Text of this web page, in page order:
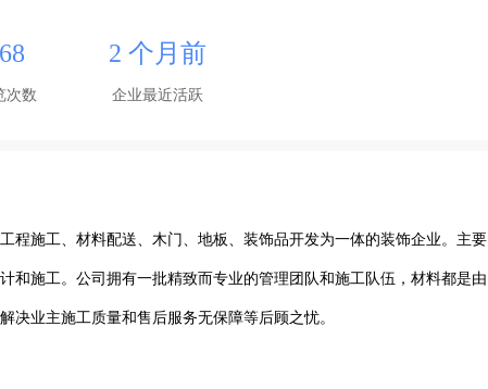
次数
2 个月前
企业最近活跃
程施工、材料配送、木门、地板、装饰品开发为一体的装饰企业。主要
和施工。公司拥有一批精致而专业的管理团队和施工队伍，材料都是由
决业主施工质量和售后服务无保障等后顾之忧。